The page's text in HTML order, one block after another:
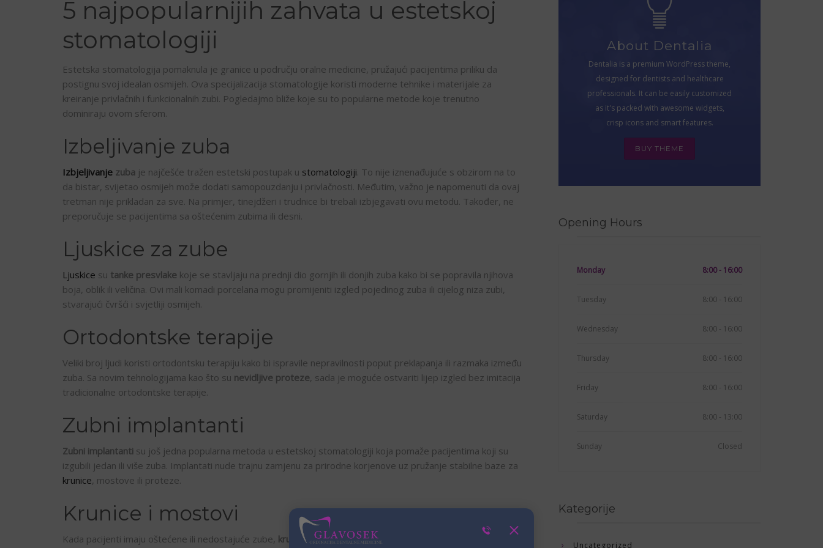
5 najpopularnijih zahvata u estetskoj
stomatologiji
Estetska stomatologija pomaknula je granice u području oralne medicine, pružajući pacijentima priliku da
postignu svoj idealan osmijeh. Ova specijalizacija stomatologije koristi moderne tehnike i materijale za
kreiranje privlačnih i funkcionalnih zubi. Pogledajmo bliže koje su to popularne metode koje trenutno
dominiraju ovom sferom.
Izbeljivanje zuba
Izbjeljivanje zuba je najčešće tražen estetski postupak u stomatologiji. To nije iznenađujuće s obzirom na to
da bistar, svijetao osmijeh može dodati samopouzdanju i privlačnosti. Međutim, važno je napomenuti da ovaj
tretman nije prikladan za sve. Na primjer, tinejdžeri i trudnice bi trebali izbjegavati ovu metodu. Također, ne
preporučuje se pacijentima sa oštećenim zubima ili desni.
Ljuskice za zube
Ljuskice su tanke presvlake koje se stavljaju na prednji dio gornjih ili donjih zuba kako bi se popravila njihova
boja, oblik ili veličina. Ovi mali komadi porcelana mogu promijeniti izgled pojedinog zuba ili cijelog niza zubi,
stvarajući čvršći i svjetliji osmijeh.
Ortodontske terapije
Veliki broj ljudi koristi ortodontsku terapiju kako bi ispravile nepravilnosti poput preklapanja ili razmaka između
zuba. Sa novim tehnologijama kao što su nevidljive proteze, sada je moguće ostvariti lijep izgled bez imitacija
tradicionalne ortodontske terapije.
Zubni implantanti
Zubni implantanti su još jedna popularna metoda u estetskoj stomatologiji koja pomaže pacijentima koji su
izgubili jedan ili više zuba. Implantati nude trajnu zamjenu za prirodne korjenove uz pružanje stabilne baze za
krunice, mostove ili proteze.
Krunice i mostovi
Kada pacijenti imaju oštećene ili nedostajuće zube, krunice i mostovimogu ponuditi rješenje koje ne samo da
About Dentalia
Dentalia is a premium WordPress theme,
designed for dentists and healthcare
professionals. It can be easily customized
as it's packed with awesome widgets,
crisp icons and smart features.
BUY THEME
Opening Hours
Monday 8:00 - 16:00
Tuesday 8:00 - 16:00
Wednesday 8:00 - 16:00
Thursday 8:00 - 16:00
Friday 8:00 - 16:00
Saturday 8:00 - 13:00
Sunday Closed
Kategorije
Uncategorized